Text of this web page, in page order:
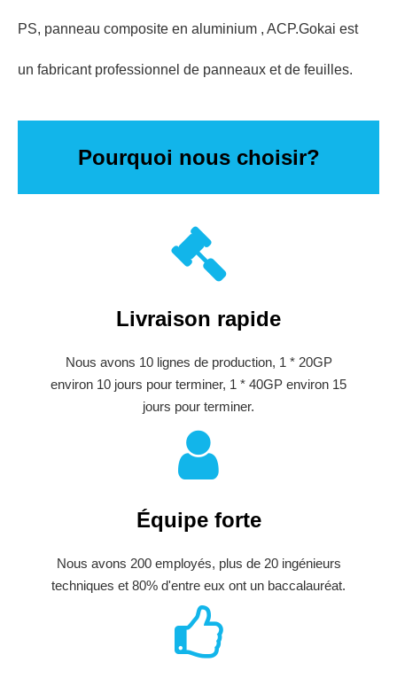
PS, panneau composite en aluminium , ACP.Gokai est
un fabricant professionnel de panneaux et de feuilles.
Pourquoi nous choisir?
Livraison rapide
Nous avons 10 lignes de production, 1 * 20GP
environ 10 jours pour terminer, 1 * 40GP environ 15
jours pour terminer.
Équipe forte
Nous avons 200 employés, plus de 20 ingénieurs
techniques et 80% d'entre eux ont un baccalauréat.